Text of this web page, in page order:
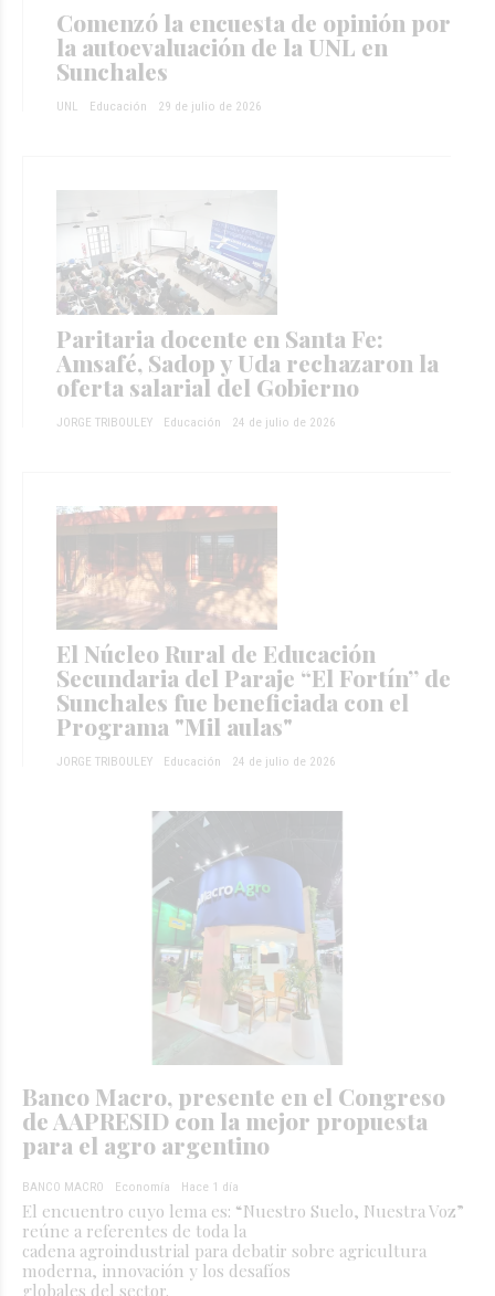
Comenzó la encuesta de opinión por
la autoevaluación de la UNL en
Sunchales
UNL Educación 29 de julio de 2026
Paritaria docente en Santa Fe:
Amsafé, Sadop y Uda rechazaron la
oferta salarial del Gobierno
JORGE TRIBOULEY Educación 24 de julio de 2026
El Núcleo Rural de Educación
Secundaria del Paraje “El Fortín” de
Sunchales fue beneficiada con el
Programa "Mil aulas"
JORGE TRIBOULEY Educación 24 de julio de 2026
Banco Macro, presente en el Congreso
de AAPRESID con la mejor propuesta
para el agro argentino
BANCO MACRO Economía Hace 1 día
El encuentro cuyo lema es: “Nuestro Suelo, Nuestra Voz”
reúne a referentes de toda la
cadena agroindustrial para debatir sobre agricultura
moderna, innovación y los desafíos
globales del sector.